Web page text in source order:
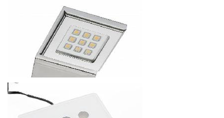
СВЕТОДИОДНЫЙ СВЕТИЛЬНИК "ДУГА" MURCIA 12V, 0,6W,
188.16р.